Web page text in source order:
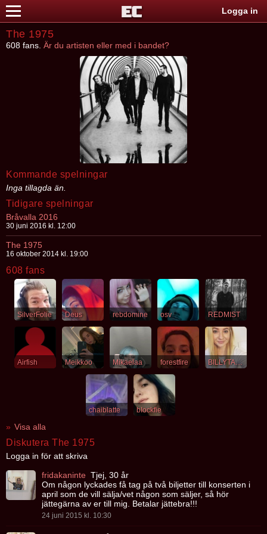
Logga in
The 1975
608 fans. Är du artisten eller med i bandet?
Kommande spelningar
Inga tillagda än.
Tidigare spelningar
Bråvalla 2016
30 juni 2016 kl. 12:00
The 1975
16 oktober 2014 kl. 19:00
608 fans
SilverFolie Deus rebdomine osv REDMIST
Airfish Meikkoo Mikaelaa forestfire BILLYTALENT
chaiblatte bIockfie
Visa alla
Diskutera The 1975
Logga in för att skriva
fridakaninte Tjej, 30 år
Om någon lyckades få tag på två biljetter till konserten i
april som de vill sälja/vet någon som säljer, så hör
jättegärna av er till mig. Betalar jättebra!!!
24 juni 2015 kl. 10:30